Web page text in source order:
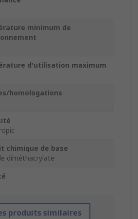
minimum de
d'utilisation maximum
homologations
chimique de base
diméthacrylate
produits similaires